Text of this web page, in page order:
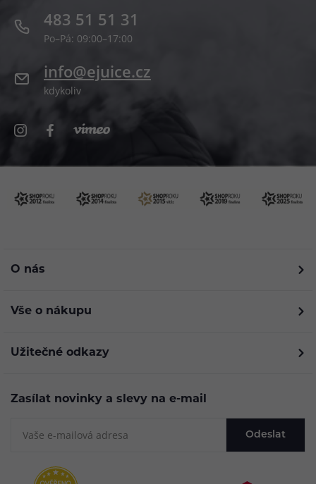
483 51 51 31
Po–Pá: 09:00–17:00
info@ejuice.cz
kdykoliv
O nás
Vše o nákupu
Užitečné odkazy
Zasílat novinky a slevy na e-mail
Odeslat